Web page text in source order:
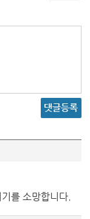
댓글등록
를 소망합니다.